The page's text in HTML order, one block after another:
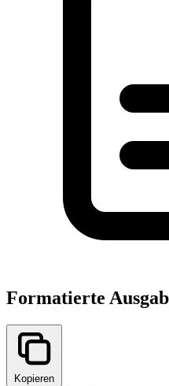
Formatierte
Kopieren